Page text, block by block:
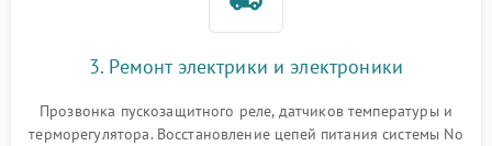
3. Ремонт электрики и электроники
Прозвонка пускозащитного реле, датчиков температуры и
терморегулятора. Восстановление цепей питания системы No